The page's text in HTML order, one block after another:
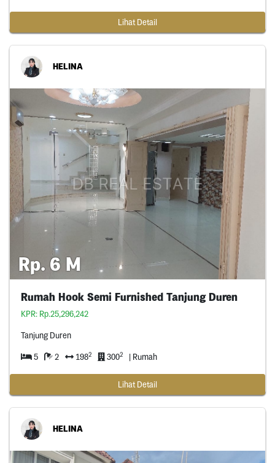
Lihat Detail
HELINA
Rp. 6 M
Rumah Hook Semi Furnished Tanjung Duren
KPR: Rp.25,296,242
Tanjung Duren
5 2 1982 3002 | Rumah
Lihat Detail
HELINA